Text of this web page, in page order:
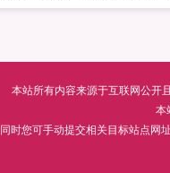
本站所有内容来源于互联网公开
本
同时您可手动提交相关目标站点网